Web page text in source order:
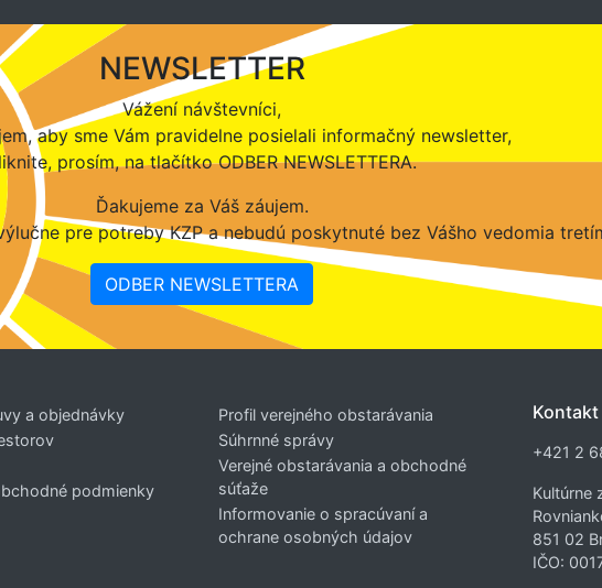
NEWSLETTER
Vážení návštevníci,
aby sme Vám pravidelne posielali informačný newsletter,
prosím, na tlačítko ODBER NEWSLETTERA.
Ďakujeme za Váš záujem.
pre potreby KZP a nebudú poskytnuté bez Vášho vedomia
ODBER NEWSLETTERA
a objednávky
podmienky
Profil verejného obstarávania
Súhrnné správy
Verejné obstarávania a obchodné
súťaže
Informovanie o spracúvaní a
ochrane osobných údajov
Kontakt
+421 2
Kultúrne
851 02
IČO: